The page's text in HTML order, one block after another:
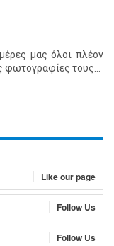
μας όλοι πλέον
φωτογραφίες τους…
Like our page
Follow Us
Follow Us